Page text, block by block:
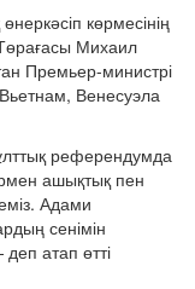
көрмесінің
Михаил
Премьер-министрі
Венесуэла
референдумда
ашықтық пен
Адами
сенімін
атап өтті